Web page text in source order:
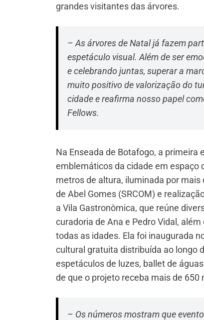
grandes visitantes das árvores.
– As árvores de Natal já fazem
espetáculo visual. Além de ser
e celebrando juntas, superar a
muito positivo de valorização do
cidade e reafirma nosso papel
Fellows.
Na Enseada de Botafogo, a
emblemáticos da cidade em espaço
metros de altura, iluminada por mais
de Abel Gomes (SRCOM) e
a Vila Gastronômica, que reúne
curadoria de Ana e Pedro Vidal,
todas as idades. Ela foi inaugurada
cultural gratuita distribuída ao longo
espetáculos de luzes, ballet de
de que o projeto receba mais de
– Os números mostram que